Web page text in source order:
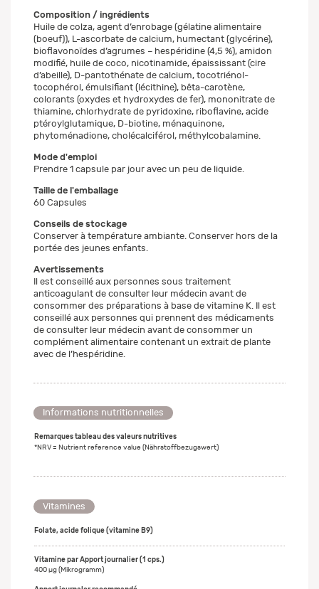
Composition / ingrédients
Huile de colza, agent d’enrobage (gélatine alimentaire
(boeuf)), L-ascorbate de calcium, humectant (glycérine),
bioflavonoïdes d’agrumes – hespéridine (4,5 %), amidon
modifié, huile de coco, nicotinamide, épaississant (cire
d’abeille), D-pantothénate de calcium, tocotriénol-
tocophérol, émulsifiant (lécithine), bêta-carotène,
colorants (oxydes et hydroxydes de fer), mononitrate de
thiamine, chlorhydrate de pyridoxine, riboflavine, acide
ptéroylglutamique, D-biotine, ménaquinone,
phytoménadione, cholécalciférol, méthylcobalamine.
Mode d'emploi
Prendre 1 capsule par jour avec un peu de liquide.
Taille de l'emballage
60 Capsules
Conseils de stockage
Conserver à température ambiante. Conserver hors de la
portée des jeunes enfants.
Avertissements
Il est conseillé aux personnes sous traitement
anticoagulant de consulter leur médecin avant de
consommer des préparations à base de vitamine K. Il est
conseillé aux personnes qui prennent des médicaments
de consulter leur médecin avant de consommer un
complément alimentaire contenant un extrait de plante
avec de l’hespéridine.
Informations nutritionnelles
Remarques tableau des valeurs nutritives
*NRV = Nutrient reference value (Nährstoffbezugswert)
Vitamines
Folate, acide folique (vitamine B9)
400 µg (Mikrogramm)